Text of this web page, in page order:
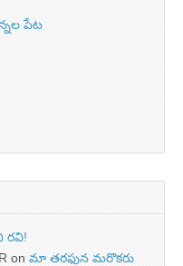
పేట
రవి!
on మా తరఫున మరొకరు